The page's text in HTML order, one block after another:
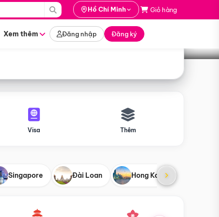
Hồ Chí Minh Giỏ hàng
Xem thêm Đăng nhập Đăng ký
Tìm tour
Visa Thêm
Singapore Đài Loan Hong Kong